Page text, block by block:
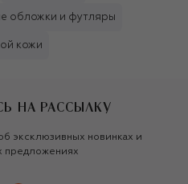
обложки и футляры
кожи
НА РАССЫЛКУ
эксклюзивных новинках и
предложениях